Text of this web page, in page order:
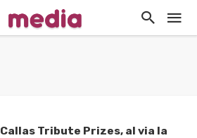
Callas Tribute Prizes, al via la